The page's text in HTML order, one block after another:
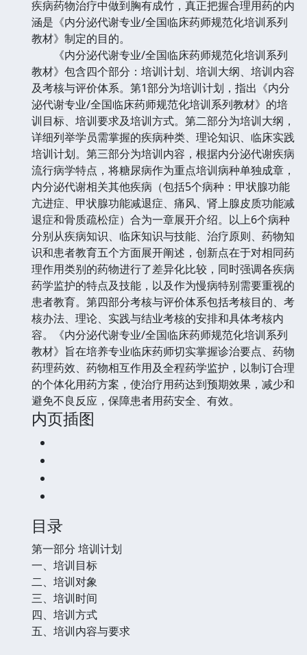
疾病药物治疗中做到胸有成竹，真正把握合理用药的内
涵是《内分泌代谢专业/全国临床药师规范化培训系列
教材》制定的目的。
《内分泌代谢专业/全国临床药师规范化培训系列
教材》包含四个部分：培训计划、培训大纲、培训内容
及考核与评价体系。第1部分为培训计划，指出《内分
泌代谢专业/全国临床药师规范化培训系列教材》的培
训目标、培训要求及培训方式。第二部分为培训大纲，
详细列举学员需掌握的疾病种类、理论知识、临床实践
培训计划。第三部分为培训内容，根据内分泌代谢疾病
流行病学特点，将糖尿病作为重点培训病种单独成章，
内分泌代谢相关其他疾病（包括5个病种：甲状腺功能
亢进症、甲状腺功能减退症、痛风、肾上腺皮质功能减
退症和骨质疏松症）合为一章展开介绍。以上6个病种
分别从疾病知识、临床知识与技能、治疗原则、药物知
识和患者教育五个方面展开阐述，创新点在于对相同药
理作用类别的药物进行了差异化比较，同时强调各疾病
药学监护的特点及技能，以及作为慢病特别需要重视的
患者教育。第四部分考核与评价体系包括考核目的、考
核办法、理论、实践与结业考核的安排和具体考核内
容。《内分泌代谢专业/全国临床药师规范化培训系列
教材》旨在培养专业临床药师切实掌握诊治要点、药物
药理药效、药物相互作用及全程药学监护，以制订合理
的个体化用药方案，使治疗用药达到预期效果，减少和
避免不良反应，保障患者用药安全、有效。
内页插图
目录
第一部分 培训计划
一、培训目标
二、培训对象
三、培训时间
四、培训方式
五、培训内容与要求